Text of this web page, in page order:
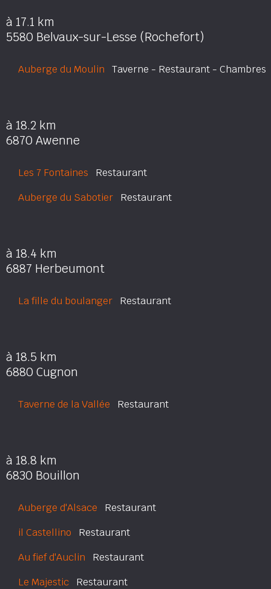
à 17.1 km
5580 Belvaux-sur-Lesse (Rochefort)
Auberge du Moulin Taverne - Restaurant - Chambres
à 18.2 km
6870 Awenne
Les 7 Fontaines Restaurant
Auberge du Sabotier Restaurant
à 18.4 km
6887 Herbeumont
La fille du boulanger Restaurant
à 18.5 km
6880 Cugnon
Taverne de la Vallée Restaurant
à 18.8 km
6830 Bouillon
Auberge d'Alsace Restaurant
il Castellino Restaurant
Au fief d'Auclin Restaurant
Le Majestic Restaurant